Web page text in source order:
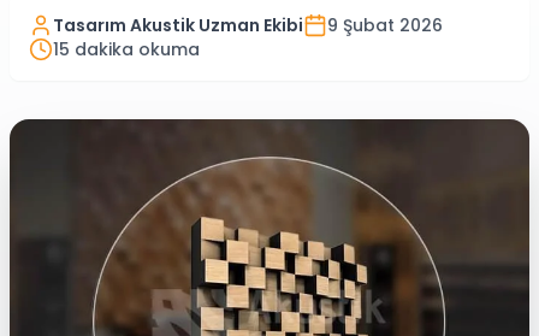
Tasarım Akustik Uzman Ekibi
9 Şubat 2026
15 dakika okuma